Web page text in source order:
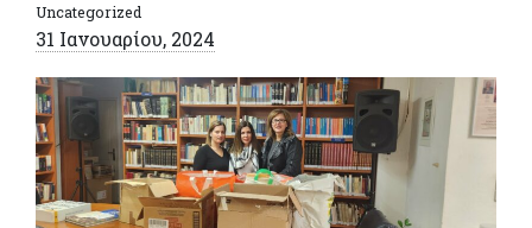
Uncategorized
31 Ιανουαρίου, 2024